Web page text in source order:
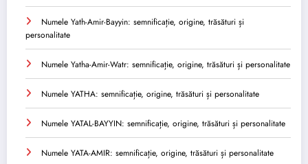
Numele Yath-Amir-Bayyin: semnificație, origine, trăsături și
personalitate
Numele Yatha-Amir-Watr: semnificație, origine, trăsături și personalitate
Numele YATHA: semnificație, origine, trăsături și personalitate
Numele YATAL-BAYYIN: semnificație, origine, trăsături și personalitate
Numele YATA-AMIR: semnificație, origine, trăsături și personalitate